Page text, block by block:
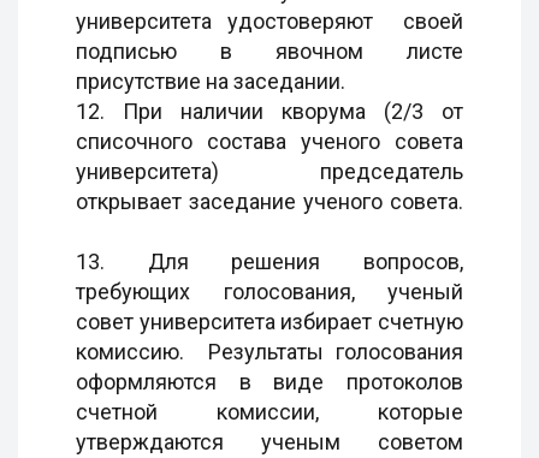
университета удостоверяют своей
подписью в явочном листе
присутствие на заседании.
12. При наличии кворума (2/3 от
списочного состава ученого совета
университета) председатель
открывает заседание ученого совета.
13. Для решения вопросов,
требующих голосования, ученый
совет университета избирает счетную
комиссию. Результаты голосования
оформляются в виде протоколов
счетной комиссии, которые
утверждаются ученым советом